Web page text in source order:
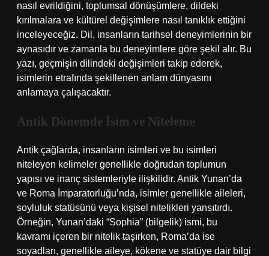
nasıl evrildiğini, toplumsal dönüşümlere, dildeki
kırılmalara ve kültürel değişimlere nasıl tanıklık ettiğini
inceleyeceğiz. Dil, insanların tarihsel deneyimlerinin bir
aynasıdır ve zamanla bu deneyimlere göre şekil alır. Bu
yazı, geçmişin dilindeki değişimleri takip ederek,
isimlerin etrafında şekillenen anlam dünyasını
anlamaya çalışacaktır.
Antik Dönemde İsim ve Niteleme
Antik çağlarda, insanların isimleri ve bu isimleri
niteleyen kelimeler genellikle doğrudan toplumun
yapısı ve inanç sistemleriyle ilişkilidir. Antik Yunan’da
ve Roma İmparatorluğu’nda, isimler genellikle aileleri,
soyluluk statüsünü veya kişisel nitelikleri yansıtırdı.
Örneğin, Yunan’daki “Sophia” (bilgelik) ismi, bu
kavramı içeren bir nitelik taşırken, Roma’da ise
soyadları, genellikle aileye, kökene ve statüye dair bilgi